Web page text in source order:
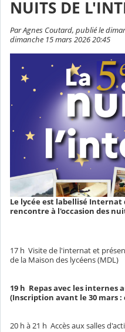
NUITS DE
Par Agnes Coutard, publié le
dimanche 15 mars 2026 20:45
Le lycée est labellisé
rencontre à l'occasion des
17 h Visite de l'internat et
de la Maison des lycéens (MDL)
19 h Repas avec les internes
(Inscription avant le 30 mars :
20 h à 21 h Accès aux salles